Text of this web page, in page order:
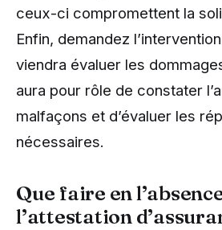
ceux-ci compromettent la
Enfin, demandez
viendra évaluer les
aura pour rôle de constater
malfaçons et d’évaluer les
nécessaires.
Que faire en
l’attestation